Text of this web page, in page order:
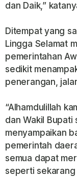
dan Daik,”
Ditempat yang
Lingga Selamat
pemerintahan
sedikit
penerangan,
“Alhamdulillah
dan Wakil
menyampaikan
pemerintah
semua dapat
seperti sekarang